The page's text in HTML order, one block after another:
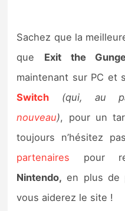
Sachez que la
que Exit the
maintenant sur PC et
Switch
(qui, au
nouveau), pour un
toujours n’hésitez
partenaires pour
Nintendo, en plus de
vous aiderez le site !